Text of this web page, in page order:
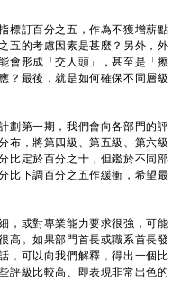
標訂百分之五，作為不獲增薪點
五的考慮因素是甚麼？另外，外
會形成「交人頭」，甚至是「擦
？最後，就是如何確保不同層級
劃第一期，我們會向各部門的評
布，將第四級、第五級、第六級
比定於百分之十，但鑑於不同部
比下調百分之五作緩衝，希望最
或對專業能力要求很強，可能
高。如果部門首長或職系首長發
，可以向我們解釋，得出一個比
評級比較高、即表現非常出色的